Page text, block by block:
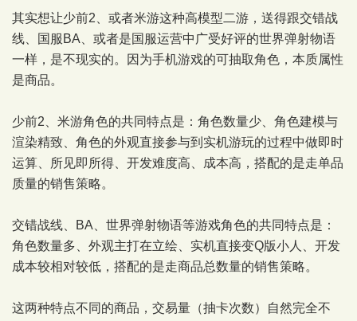
其实想让少前2、或者米游这种高模型二游，送得跟交错战
线、国服BA、或者是国服运营中广受好评的世界弹射物语
一样，是不现实的。因为手机游戏的可抽取角色，本质属性
是商品。
少前2、米游角色的共同特点是：角色数量少、角色建模与
渲染精致、角色的外观直接参与到实机游玩的过程中做即时
运算、所见即所得、开发难度高、成本高，搭配的是走单品
质量的销售策略。
交错战线、BA、世界弹射物语等游戏角色的共同特点是：
角色数量多、外观主打在立绘、实机直接变Q版小人、开发
成本较相对较低，搭配的是走商品总数量的销售策略。
这两种特点不同的商品，交易量（抽卡次数）自然完全不